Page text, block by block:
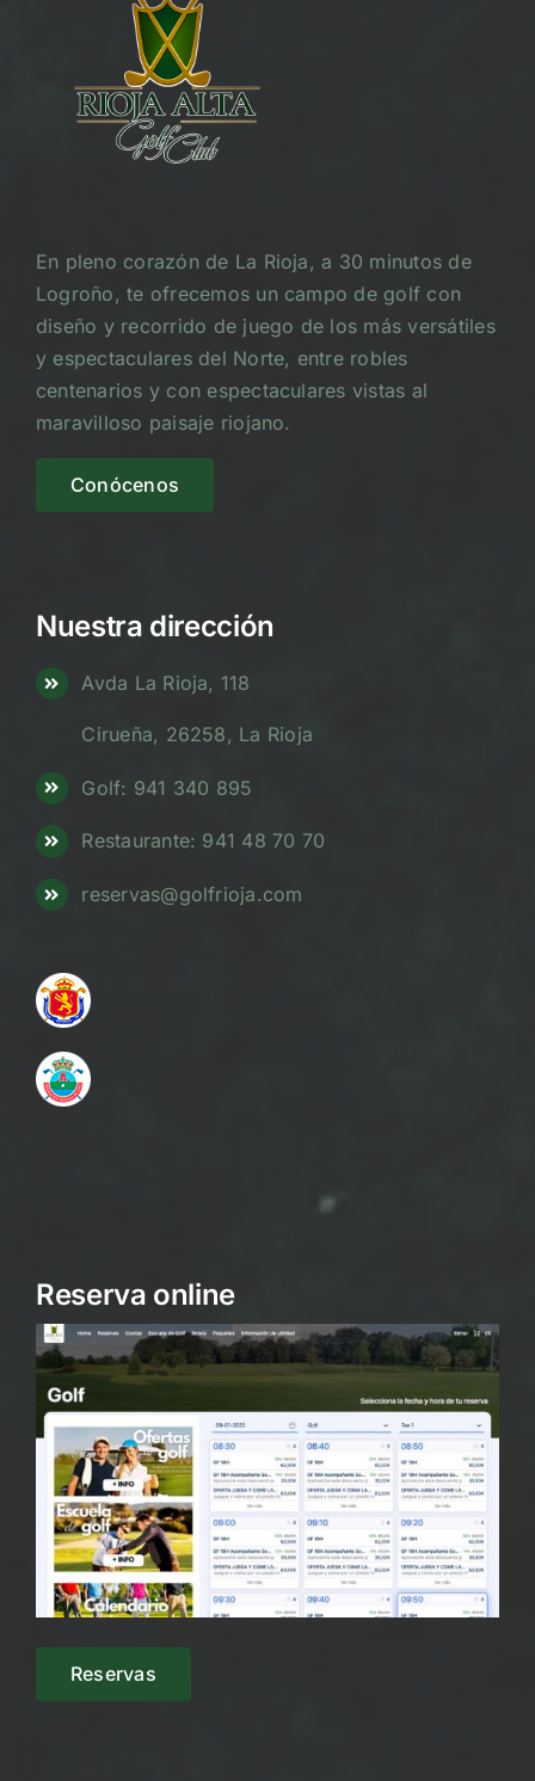
En pleno corazón de La Rioja, a 30 minutos de
Logroño, te ofrecemos un campo de golf con
diseño y recorrido de juego de los más versátiles
y espectaculares del Norte, entre robles
centenarios y con espectaculares vistas al
maravilloso paisaje riojano.
Conócenos
Nuestra dirección
Avda La Rioja, 118
Cirueña, 26258, La Rioja
Golf: 941 340 895
Restaurante: 941 48 70 70
reservas@golfrioja.com
Reserva online
Reservas